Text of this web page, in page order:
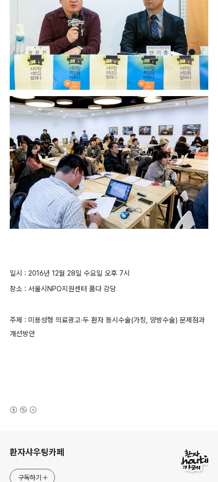
일시 : 2016년 12월 28일 수요일 오후 7시
장소 : 서울시NPO지원센터 품다 강당
주제 : 미용성형 의료광고·두 환자 동시수술(가칭, 양방수술) 문제점과
개선방안
환자샤우팅카페
구독하기